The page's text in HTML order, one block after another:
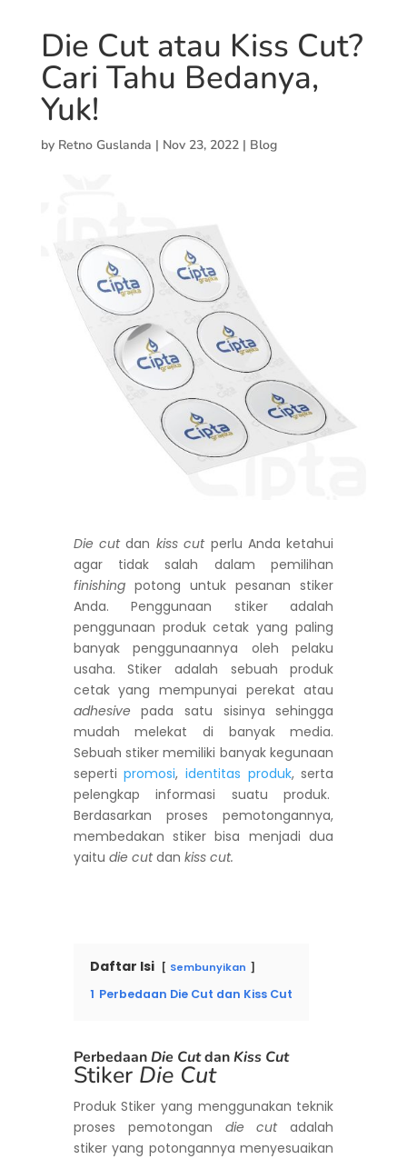
Die Cut atau Kiss Cut?
Cari Tahu Bedanya,
Yuk!
by Retno Guslanda | Nov 23, 2022| Blog
Die cutdan kiss cutperlu Anda ketahui
agar tidak salah dalam pemilihan
finishingpotong untuk pesanan stiker
Anda. Penggunaan stiker adalah
penggunaan produk cetak yang paling
banyak penggunaannya oleh pelaku
usaha. Stiker adalah sebuah produk
cetak yang mempunyai perekat atau
adhesive pada satu sisinya sehingga
mudah melekat di banyak media.
Sebuah stiker memiliki banyak kegunaan
sepertipromosi,identitas produk, serta
pelengkap informasi suatu produk.
Berdasarkan proses pemotongannya,
membedakan stiker bisa menjadi dua
yaitu die cutdan kiss cut.
Daftar Isi Sembunyikan
1 Perbedaan Die Cut dan Kiss Cut
PerbedaanDie CutdanKiss Cut
Stiker Die Cut
Produk Stiker yang menggunakan teknik
proses pemotongan die cutadalah
stiker yang potongannya menyesuaikan